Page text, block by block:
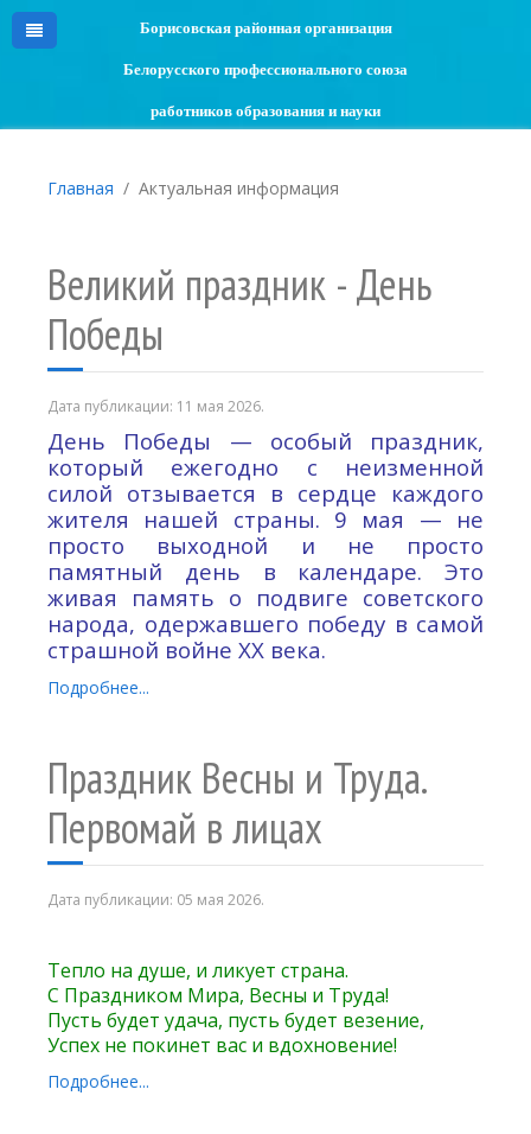
Борисовская районная организация
Белорусского профессионального союза
работников образования и науки
Главная Актуальная информация
Великий праздник - День
Победы
Дата публикации: 11 мая 2026.
День Победы — особый праздник,
который ежегодно с неизменной
силой отзывается в сердце каждого
жителя нашей страны. 9 мая — не
просто выходной и не просто
памятный день в календаре. Это
живая память о подвиге советского
народа, одержавшего победу в самой
страшной войне XX века.
Подробнее...
Праздник Весны и Труда.
Первомай в лицах
Дата публикации: 05 мая 2026.
Тепло на душе, и ликует страна.
С Праздником Мира, Весны и Труда!
Пусть будет удача, пусть будет везение,
Успех не покинет вас и вдохновение!
Подробнее...